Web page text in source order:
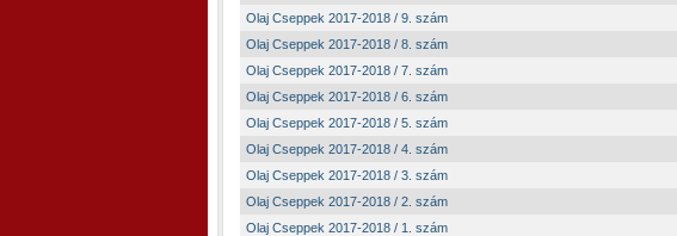
Olaj Cseppek 2017-2018 / 9. szám
Olaj Cseppek 2017-2018 / 8. szám
Olaj Cseppek 2017-2018 / 7. szám
Olaj Cseppek 2017-2018 / 6. szám
Olaj Cseppek 2017-2018 / 5. szám
Olaj Cseppek 2017-2018 / 4. szám
Olaj Cseppek 2017-2018 / 3. szám
Olaj Cseppek 2017-2018 / 2. szám
Olaj Cseppek 2017-2018 / 1. szám